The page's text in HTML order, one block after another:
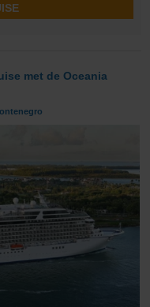
met de Oceania